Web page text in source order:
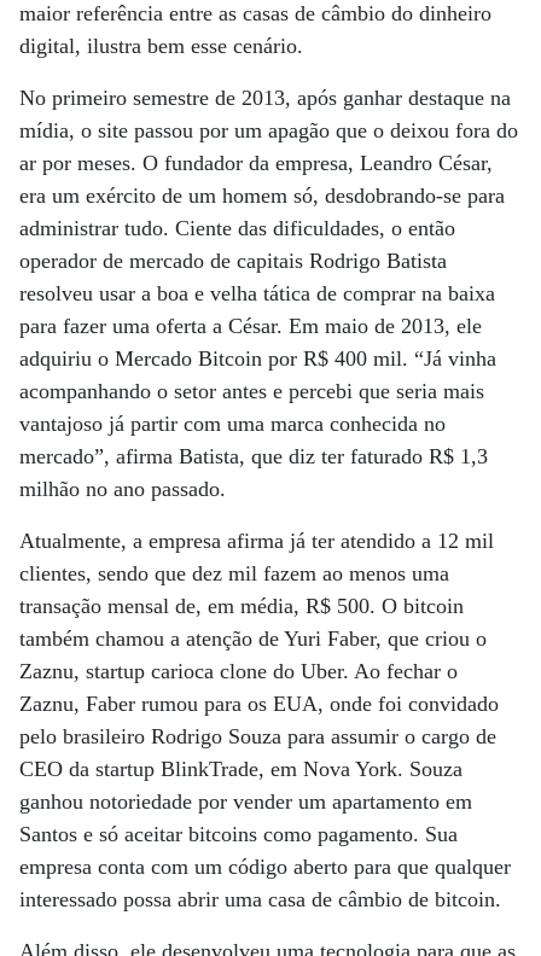
maior referência entre as casas de câmbio do dinheiro
digital, ilustra bem esse cenário.
No primeiro semestre de 2013, após ganhar destaque na
mídia, o site passou por um apagão que o deixou fora do
ar por meses. O fundador da empresa, Leandro César,
era um exército de um homem só, desdobrando-se para
administrar tudo. Ciente das dificuldades, o então
operador de mercado de capitais Rodrigo Batista
resolveu usar a boa e velha tática de comprar na baixa
para fazer uma oferta a César. Em maio de 2013, ele
adquiriu o Mercado Bitcoin por R$ 400 mil. “Já vinha
acompanhando o setor antes e percebi que seria mais
vantajoso já partir com uma marca conhecida no
mercado”, afirma Batista, que diz ter faturado R$ 1,3
milhão no ano passado.
Atualmente, a empresa afirma já ter atendido a 12 mil
clientes, sendo que dez mil fazem ao menos uma
transação mensal de, em média, R$ 500. O bitcoin
também chamou a atenção de Yuri Faber, que criou o
Zaznu, startup carioca clone do Uber. Ao fechar o
Zaznu, Faber rumou para os EUA, onde foi convidado
pelo brasileiro Rodrigo Souza para assumir o cargo de
CEO da startup BlinkTrade, em Nova York. Souza
ganhou notoriedade por vender um apartamento em
Santos e só aceitar bitcoins como pagamento. Sua
empresa conta com um código aberto para que qualquer
interessado possa abrir uma casa de câmbio de bitcoin.
Além disso, ele desenvolveu uma tecnologia para que as